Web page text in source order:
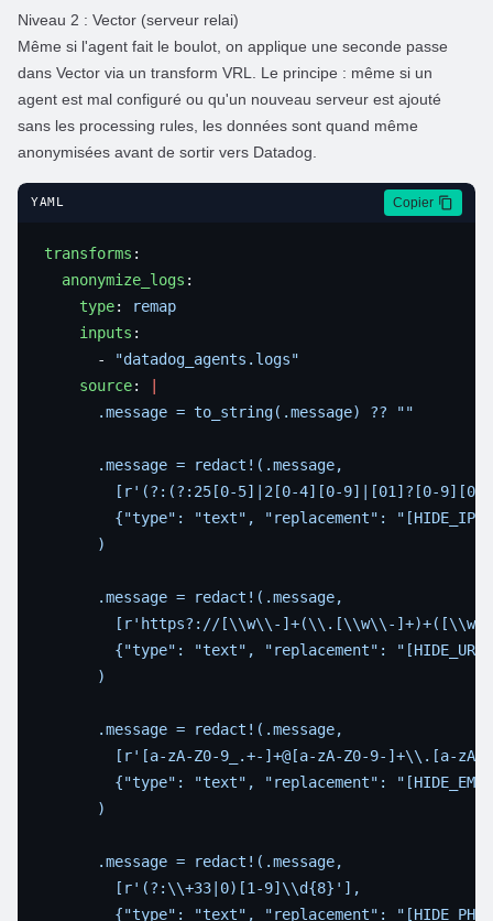
Niveau 2 : Vector (serveur relai)
Même si l'agent fait le boulot, on applique une seconde passe
dans Vector via un transform VRL. Le principe : même si un
agent est mal configuré ou qu'un nouveau serveur est ajouté
sans les processing rules, les données sont quand même
anonymisées avant de sortir vers Datadog.
YAML Copier
transforms
  anonymize_logs
    type
:
    inputs
      -
    source
: